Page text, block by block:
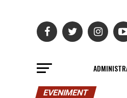
EVENIMENT